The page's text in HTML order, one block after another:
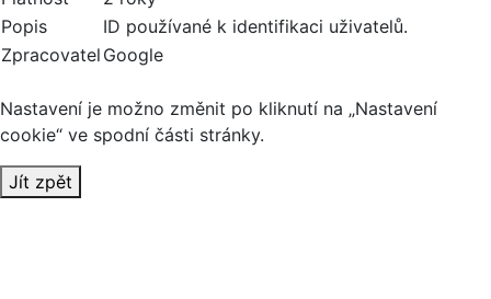
Popis
ID používané k identifikaci uživatelů.
Zpracovatel Google
Nastavení je možno změnit po kliknutí na „Nastavení
cookie“ ve spodní části stránky.
Jít zpět